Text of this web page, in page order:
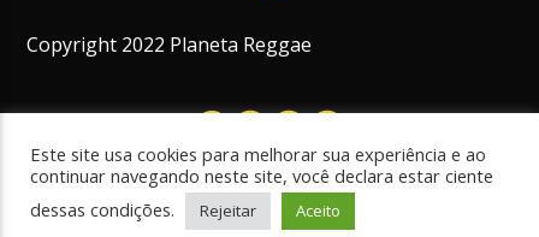
Copyright 2022 Planeta Reggae
Este site usa cookies para melhorar sua experiência e ao
continuar navegando neste site, você declara estar ciente
dessas condições.
Rejeitar Aceito